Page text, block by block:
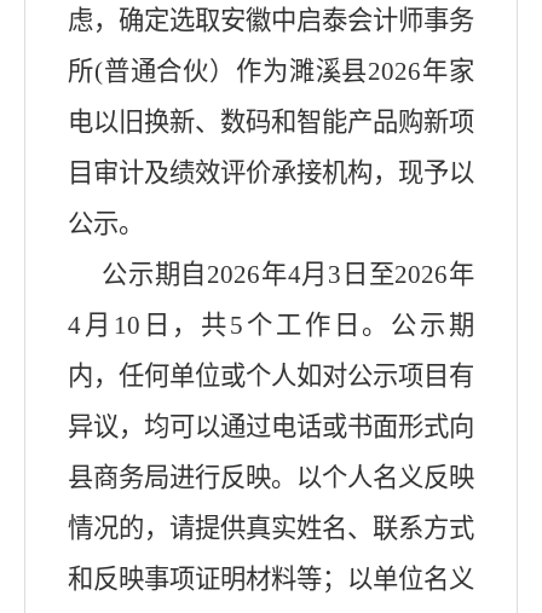
虑，确定选取安徽中启泰会计师事务
所(普通合伙）作为濉溪县2026年家
电以旧换新、数码和智能产品购新项
目审计及绩效评价承接机构，现予以
公示。
公示期自 2026年4月 3 日至2026年
4 月 10 日，共5 个工作日。公示期
内，任何单位或个人如对公示项目有
异议，均可以通过电话或书面形式向
县商务局进行反映。以个人名义反映
情况的，请提供真实姓名、联系方式
和反映事项证明材料等；以单位名义